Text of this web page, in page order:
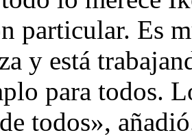
particular. Es
y está
para todos.
todos»,